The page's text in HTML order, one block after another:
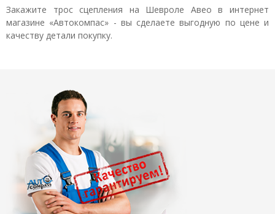
Закажите трос сцепления на Шевроле Авео в интернет
магазине «Автокомпас» - вы сделаете выгодную по цене и
качеству детали покупку.